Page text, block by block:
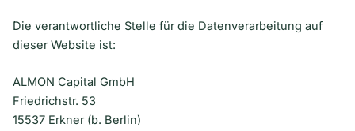
Die verantwortliche Stelle für die Datenverarbeitung auf
dieser Website ist:
ALMON Capital GmbH
Friedrichstr. 53
15537 Erkner (b. Berlin)